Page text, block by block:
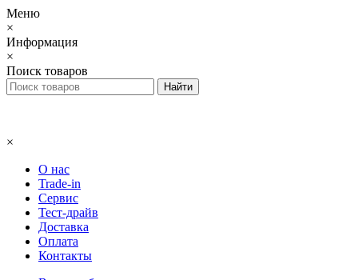
Меню
×
Информация
×
Поиск товаров
×
О нас
Trade-in
Сервис
Тест-драйв
Доставка
Оплата
Контакты